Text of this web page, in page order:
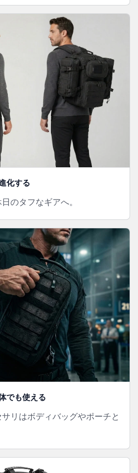
化する
のタフなギアへ。
でも使える
リはボディバッグやポーチと